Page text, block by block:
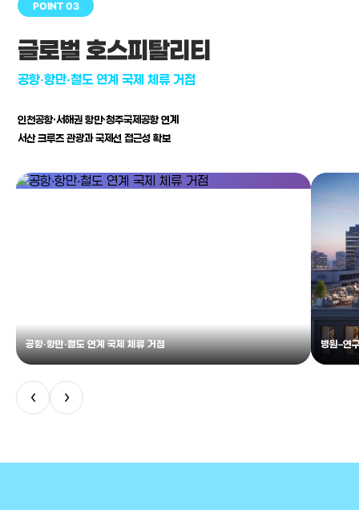
POINT 03
글로벌 호스피탈리티
공항·항만·철도 연계 국제 체류 거점
인천공항·서해권 항만·청주국제공항 연계
서산 크루즈 관광과 국제선 접근성 확보
공항·항만·철도 연계 국제 체류 거점 병원–연
‹ ›